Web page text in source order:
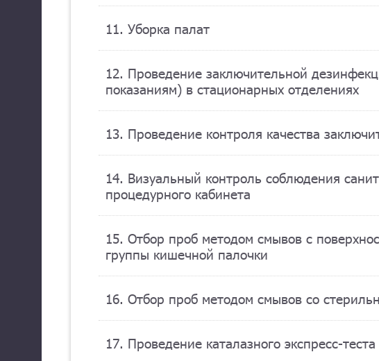
11. Уборка палат
12. Проведение заключительной
показаниям) в стационарных отделениях
13. Проведение контроля качества
14. Визуальный контроль соблюдения
процедурного кабинета
15. Отбор проб методом смывов с
группы кишечной палочки
16. Отбор проб методом смывов со
17. Проведение каталазного экспресс-теста